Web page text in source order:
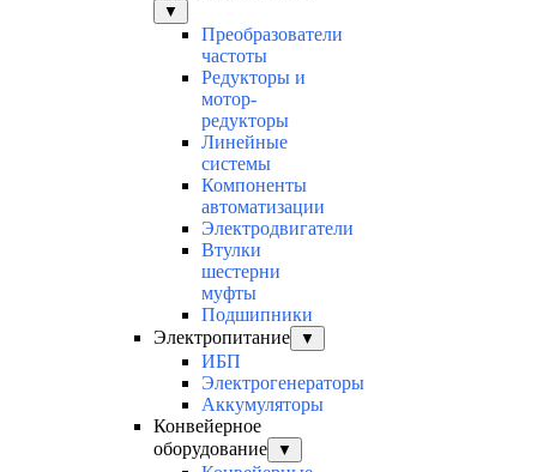
▼
Преобразователи
частоты
Редукторы и
мотор-
редукторы
Линейные
системы
Компоненты
автоматизации
Электродвигатели
Втулки
шестерни
муфты
Подшипники
Электропитание
▼
ИБП
Электрогенераторы
Аккумуляторы
Конвейерное
оборудование
▼